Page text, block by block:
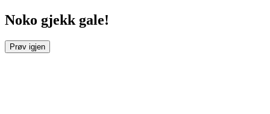
Noko gjekk gale!
Prøv igjen